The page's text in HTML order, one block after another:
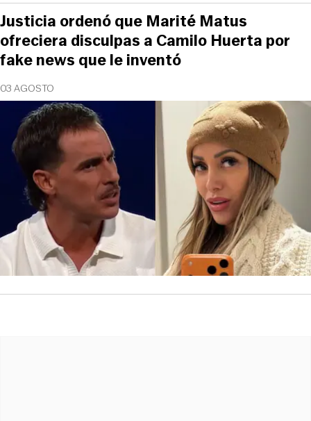
03 AGOSTO
Justicia ordenó que Marité Matus
ofreciera disculpas a Camilo Huerta por
fake news que le inventó